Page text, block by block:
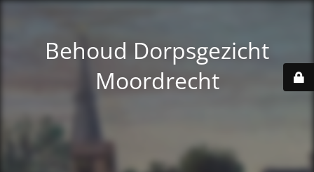
Behoud Dorpsgezicht
Moordrecht